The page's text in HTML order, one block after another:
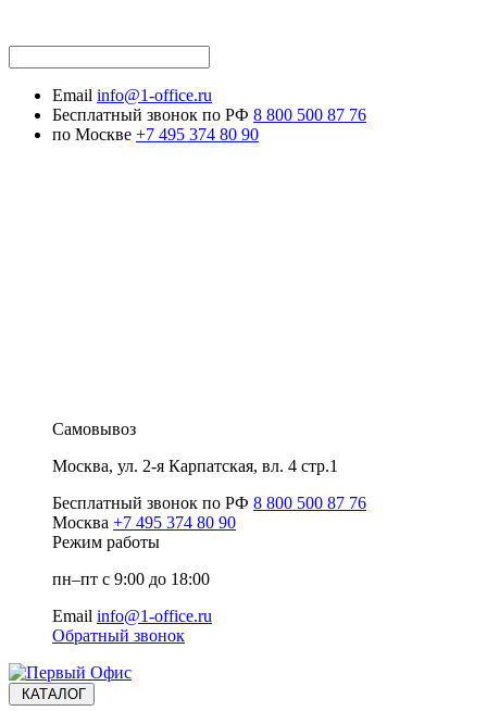
Email info@1-office.ru
Бесплатный звонок по РФ 8 800 500 87 76
по Москве +7 495 374 80 90
Самовывоз
Москва, ул. 2-я Карпатская, вл. 4 стр.1
Бесплатный звонок по РФ 8 800 500 87 76
Москва +7 495 374 80 90
Режим работы
пн–пт с 9:00 до 18:00
Email info@1-office.ru
Обратный звонок
КАТАЛОГ